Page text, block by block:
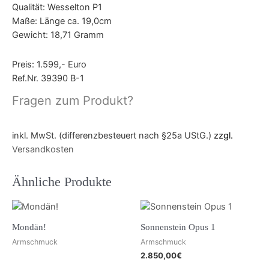
Qualität: Wesselton P1
Maße: Länge ca. 19,0cm
Gewicht: 18,71 Gramm
Preis: 1.599,- Euro
Ref.Nr. 39390 B-1
Fragen zum Produkt?
inkl. MwSt. (differenzbesteuert nach §25a UStG.) zzgl.
Versandkosten
Ähnliche Produkte
Mondän!
Armschmuck
Sonnenstein Opus 1
Armschmuck
2.850,00€